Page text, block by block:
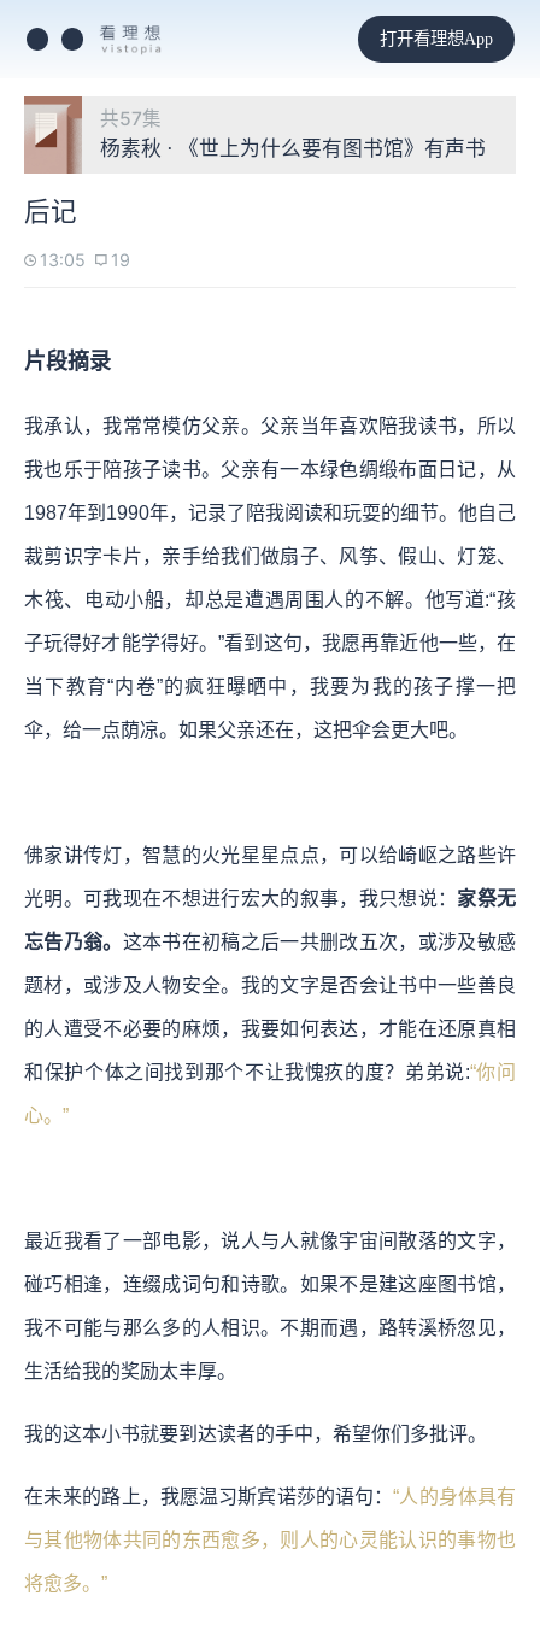
打开看理想App
共57集
杨素秋 · 《世上为什么要有图书馆》有声书
后记
13:05 19
片段摘录
我承认，我常常模仿父亲。父亲当年喜欢陪我读书，所以
我也乐于陪孩子读书。父亲有一本绿色绸缎布面日记，从
1987年到1990年，记录了陪我阅读和玩耍的细节。他自己
裁剪识字卡片，亲手给我们做扇子、风筝、假山、灯笼、
木筏、电动小船，却总是遭遇周围人的不解。他写道:“孩
子玩得好才能学得好。”看到这句，我愿再靠近他一些，在
当下教育“内卷”的疯狂曝晒中，我要为我的孩子撑一把
伞，给一点荫凉。如果父亲还在，这把伞会更大吧。
佛家讲传灯，智慧的火光星星点点，可以给崎岖之路些许
光明。可我现在不想进行宏大的叙事，我只想说： 家祭无
忘告乃翁。 这本书在初稿之后一共删改五次，或涉及敏感
题材，或涉及人物安全。我的文字是否会让书中一些善良
的人遭受不必要的麻烦，我要如何表达，才能在还原真相
和保护个体之间找到那个不让我愧疚的度？弟弟说:“你问
心。”
最近我看了一部电影，说人与人就像宇宙间散落的文字，
碰巧相逢，连缀成词句和诗歌。如果不是建这座图书馆，
我不可能与那么多的人相识。不期而遇，路转溪桥忽见，
生活给我的奖励太丰厚。
我的这本小书就要到达读者的手中，希望你们多批评。
在未来的路上，我愿温习斯宾诺莎的语句：“人的身体具有
与其他物体共同的东西愈多，则人的心灵能认识的事物也
将愈多。”